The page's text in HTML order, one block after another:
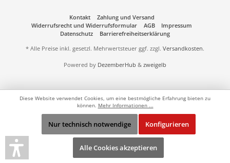
Kontakt
Zahlung und Versand
Widerrufsrecht und Widerrufsformular
AGB
Impressum
Datenschutz
Barrierefreiheitserklärung
* Alle Preise inkl. gesetzl. Mehrwertsteuer ggf. zzgl. Versandkosten.
Powered by DezemberHub & zweigelb
Diese Website verwendet Cookies, um eine bestmögliche Erfahrung bieten zu
können. Mehr Informationen ...
Nur technisch notwendige Konfigurieren
Alle Cookies akzeptieren